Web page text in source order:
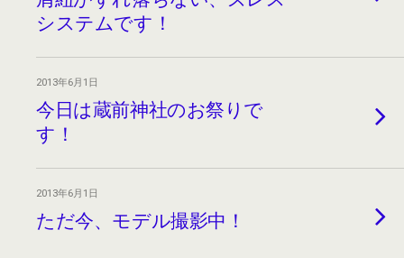
システムです！
2013年6月1日
今日は蔵前神社のお祭りで
す！
2013年6月1日
ただ今、モデル撮影中！